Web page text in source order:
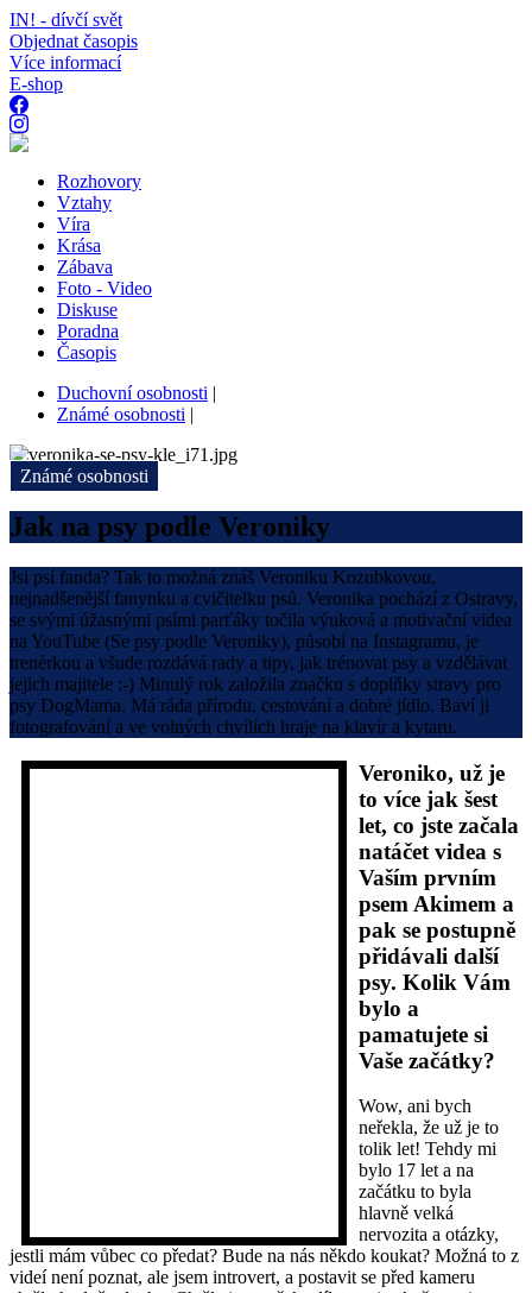
IN! - dívčí svět
Objednat časopis
Více informací
E-shop
Rozhovory
Vztahy
Víra
Krása
Zábava
Foto - Video
Diskuse
Poradna
Časopis
Duchovní osobnosti |
Známé osobnosti |
Známé osobnosti
Jak na psy podle Veroniky
Jsi psí fanda? Tak to možná znáš Veroniku Kozubkovou,
nejnadšenější fanynku a cvičitelku psů. Veronika pochází z Ostravy,
se svými úžasnými psími parťáky točila výuková a motivační videa
na YouTube (Se psy podle Veroniky), působí na Instagramu, je
trenérkou a všude rozdává rady a tipy, jak trénovat psy a vzdělávat
jejich majitele :-) Minulý rok založila značku s doplňky stravy pro
psy DogMama. Má ráda přírodu, cestování a dobré jídlo. Baví ji
fotografování a ve volných chvílích hraje na klavír a kytaru.
Veroniko, už je
to více jak šest
let, co jste začala
natáčet videa s
Vaším prvním
psem Akimem a
pak se postupně
přidávali další
psy. Kolik Vám
bylo a
pamatujete si
Vaše začátky?
Wow, ani bych
neřekla, že už je to
tolik let! Tehdy mi
bylo 17 let a na
začátku to byla
hlavně velká
nervozita a otázky,
jestli mám vůbec co předat? Bude na nás někdo koukat? Možná to z
videí není poznat, ale jsem introvert, a postavit se před kameru